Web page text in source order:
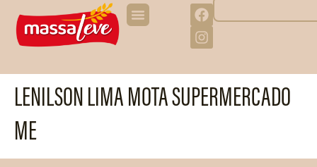
LENILSON LIMA MOTA SUPERMERCADO
ME